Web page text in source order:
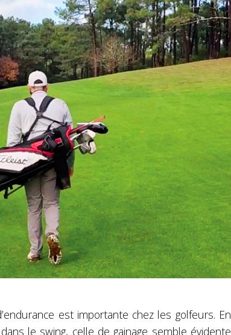
est importante chez les golfeurs. En
le swing, celle de gainage semble évidente